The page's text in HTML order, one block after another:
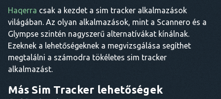
Haqerra csak a kezdet a sim tracker alkalmazások
világában. Az olyan alkalmazások, mint a Scannero és a
Glympse szintén nagyszerű alternatívákat kínálnak.
Ezeknek a lehetőségeknek a megvizsgálása segíthet
megtalálni a számodra tökéletes sim tracker
alkalmazást.
Más Sim Tracker lehetőségek